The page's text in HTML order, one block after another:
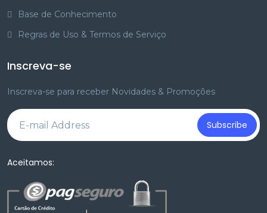
Base de Conhecimento
Regras de Uso & Termos de Serviço
Inscreva-se
Inscreva-se para receber Novidades & Promoções
Subscribe
Aceitamos: